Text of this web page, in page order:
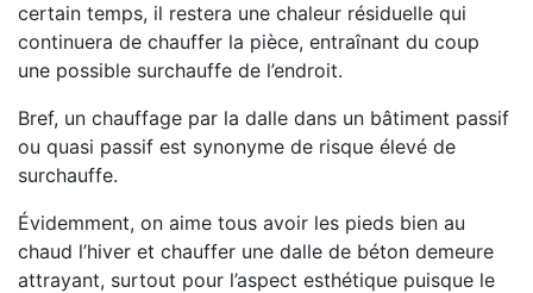
certain temps, il restera une chaleur résiduelle qui
continuera de chauffer la pièce, entraînant du coup
une possible surchauffe de l’endroit.
Bref, un chauffage par la dalle dans un bâtiment passif
ou quasi passif est synonyme de risque élevé de
surchauffe.
Évidemment, on aime tous avoir les pieds bien au
chaud l’hiver et chauffer une dalle de béton demeure
attrayant, surtout pour l’aspect esthétique puisque le